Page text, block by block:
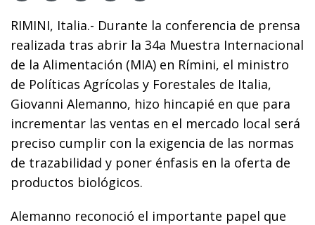
RIMINI, Italia.- Durante la conferencia de prensa
realizada tras abrir la 34a Muestra Internacional
de la Alimentación (MIA) en Rímini, el ministro
de Políticas Agrícolas y Forestales de Italia,
Giovanni Alemanno, hizo hincapié en que para
incrementar las ventas en el mercado local será
preciso cumplir con la exigencia de las normas
de trazabilidad y poner énfasis en la oferta de
productos biológicos.
Alemanno reconoció el importante papel que